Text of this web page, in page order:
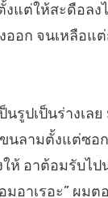
แต่ให้สะดือลง
ออก จนเหลือแ
รูปเป็นร่างเลย
นลามตั้งแต่ซอ
ห้ อาต้อมรับไป
มอาเรอะ” ผม